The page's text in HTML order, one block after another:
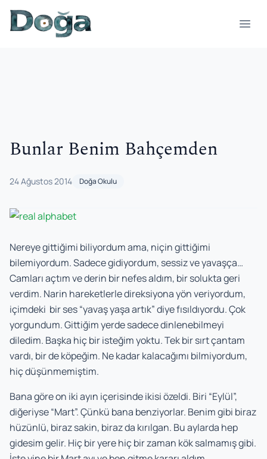
İçeriğe geç
Bunlar Benim Bahçemden
24 Ağustos 2014 Doğa Okulu
Nereye gittiğimi biliyordum ama, niçin gittiğimi
bilemiyordum. Sadece gidiyordum, sessiz ve yavaşça…
Camları açtım ve derin bir nefes aldım, bir solukta geri
verdim. Narin hareketlerle direksiyona yön veriyordum,
içimdeki bir ses “yavaş yaşa artık” diye fısıldıyordu. Çok
yorgundum. Gittiğim yerde sadece dinlenebilmeyi
diledim. Başka hiç bir isteğim yoktu. Tek bir sırt çantam
vardı, bir de köpeğim. Ne kadar kalacağımı bilmiyordum,
hiç düşünmemiştim.
Bana göre on iki ayın içerisinde ikisi özeldi. Biri “Eylül”,
diğeriyse “Mart”. Çünkü bana benziyorlar. Benim gibi biraz
hüzünlü, biraz sakin, biraz da kırılgan. Bu aylarda hep
gidesim gelir. Hiç bir yere hiç bir zaman kök salmamış gibi.